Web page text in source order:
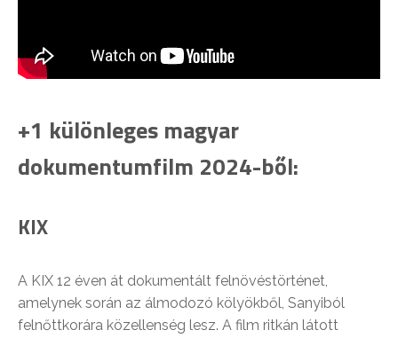
+1 különleges magyar
dokumentumfilm 2024-ből:
KIX
A KIX 12 éven át dokumentált felnövéstörténet,
amelynek során az álmodozó kölyökből, Sanyiból
felnőttkorára közellenség lesz. A film ritkán látott